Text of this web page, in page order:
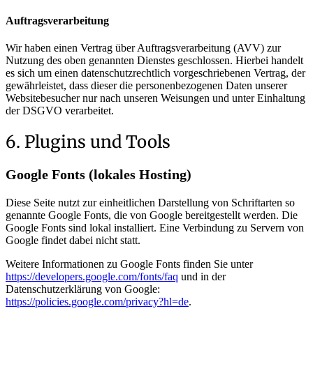
Auftragsverarbeitung
Wir haben einen Vertrag über Auftragsverarbeitung (AVV) zur
Nutzung des oben genannten Dienstes geschlossen. Hierbei handelt
es sich um einen datenschutzrechtlich vorgeschriebenen Vertrag, der
gewährleistet, dass dieser die personenbezogenen Daten unserer
Websitebesucher nur nach unseren Weisungen und unter Einhaltung
der DSGVO verarbeitet.
6. Plugins und Tools
Google Fonts (lokales Hosting)
Diese Seite nutzt zur einheitlichen Darstellung von Schriftarten so
genannte Google Fonts, die von Google bereitgestellt werden. Die
Google Fonts sind lokal installiert. Eine Verbindung zu Servern von
Google findet dabei nicht statt.
Weitere Informationen zu Google Fonts finden Sie unter
https://developers.google.com/fonts/faq und in der
Datenschutzerklärung von Google:
https://policies.google.com/privacy?hl=de.